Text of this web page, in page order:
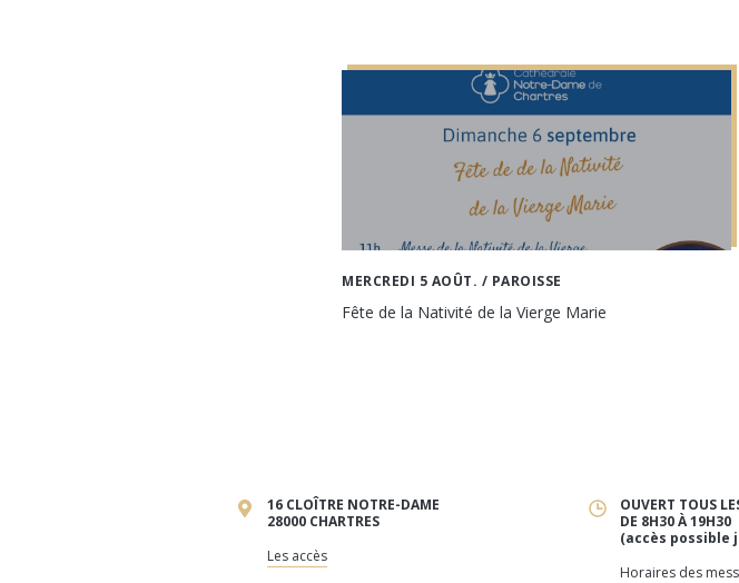
MERCREDI 5 AOÛT. / PAROISSE
Fête de la Nativité de la Vierge Marie
16 CLOÎTRE NOTRE-DAME
28000 CHARTRES
Les accès
OUVERT TOUS
DE 8H30 À 19H30
(accès possible
Horaires des